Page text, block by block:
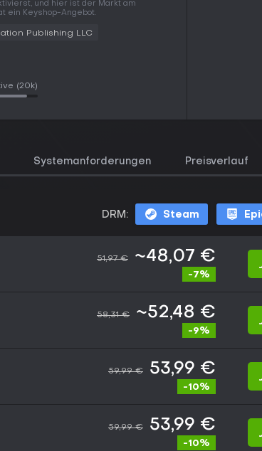
und hier ist der Markt am
ein Keyshop-Angebot.
Publishing LLC
(20k)
Systemanforderungen Preisverlauf
DRM: Steam
51,97 € ~48,07 €
-7%
58,31 € ~52,48 €
-9%
59,99 € 53,99 €
-10%
59,99 € 53,99 €
-10%